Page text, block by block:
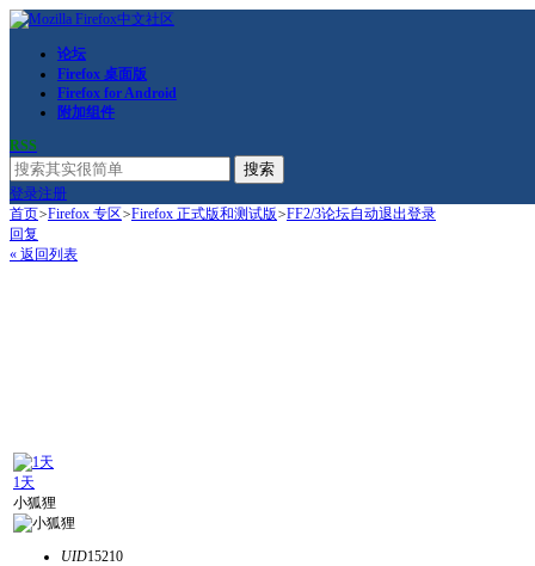
论坛
Firefox 桌面版
Firefox for Android
附加组件
RSS
搜索
登录注册
首页>Firefox 专区>Firefox 正式版和测试版>FF2/3论坛自动退出登录
回复
« 返回列表
1天
小狐狸
UID15210